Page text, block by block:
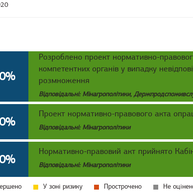
Розроблено проект нормативно-
компетентних органів у випадку
розмноження
Відповідальні: Мінагрополітики,
Проект нормативно-правового акта
Відповідальні: Мінагрополітики
Нормативно-правовий акт прийнято
Відповідальні: Мінагрополітики
У зоні ризику Прострочено Не